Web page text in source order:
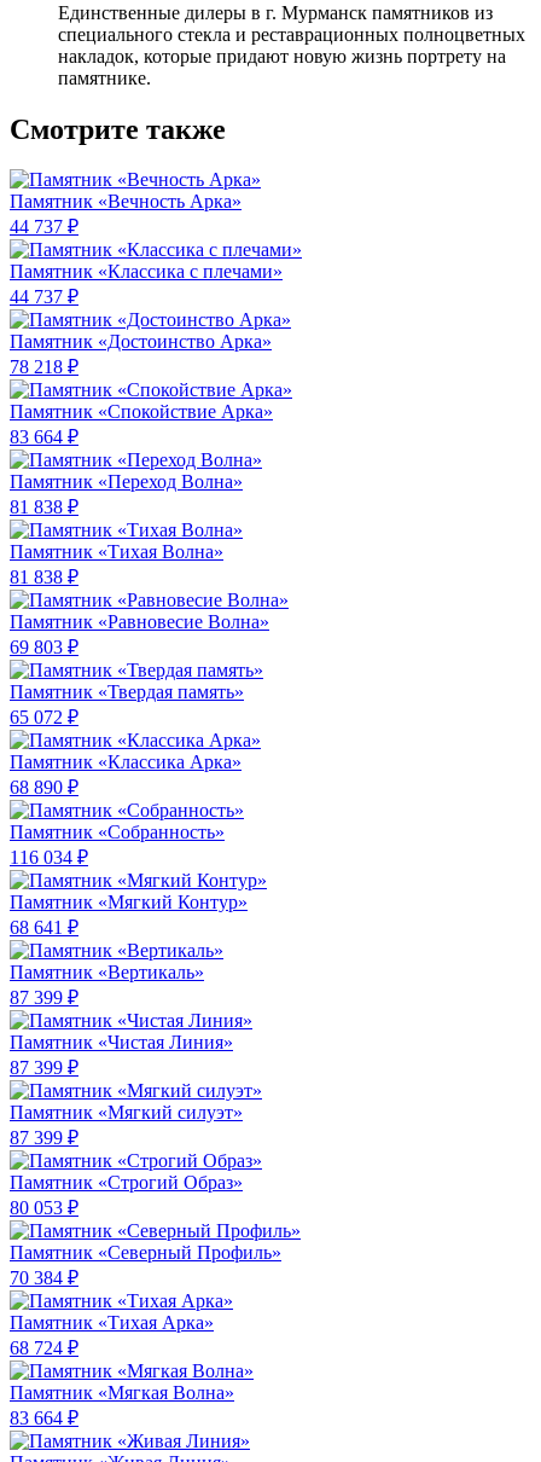
Единственные дилеры в г. Мурманск памятников из
специального стекла и реставрационных полноцветных
накладок, которые придают новую жизнь портрету на
памятнике.
Смотрите также
Памятник «Вечность Арка»
44 737 ₽
Памятник «Классика c плечами»
44 737 ₽
Памятник «Достоинство Арка»
78 218 ₽
Памятник «Спокойствие Арка»
83 664 ₽
Памятник «Переход Волна»
81 838 ₽
Памятник «Тихая Волна»
81 838 ₽
Памятник «Равновесие Волна»
69 803 ₽
Памятник «Твердая память»
65 072 ₽
Памятник «Классика Арка»
68 890 ₽
Памятник «Собранность»
116 034 ₽
Памятник «Мягкий Контур»
68 641 ₽
Памятник «Вертикаль»
87 399 ₽
Памятник «Чистая Линия»
87 399 ₽
Памятник «Мягкий силуэт»
87 399 ₽
Памятник «Строгий Образ»
80 053 ₽
Памятник «Северный Профиль»
70 384 ₽
Памятник «Тихая Арка»
68 724 ₽
Памятник «Мягкая Волна»
83 664 ₽